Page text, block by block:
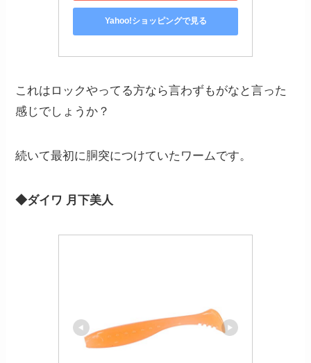
Yahoo!ショッピングで見る
これはロックやってる方なら言わずもがなと言った
感じでしょうか？
続いて最初に胴突につけていたワームです。
◆ダイワ 月下美人